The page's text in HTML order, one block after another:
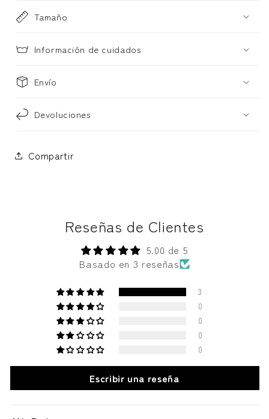
Tamaño
Información de cuidados
Envío
Devoluciones
Compartir
Reseñas de Clientes
5.00 de 5
Basado en 3 reseñas
3
0
0
0
0
Escribir una reseña